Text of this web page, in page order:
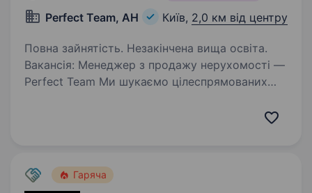
Perfect Team, АН Київ, 2,0 км від центру
Повна зайнятість. Незакінчена вища освіта.
Вакансія: Менеджер з продажу нерухомості —
Perfect Team Ми шукаємо цілеспрямованих
хочуть у сфері нерухомості. Якщо ви готові
Гаряча